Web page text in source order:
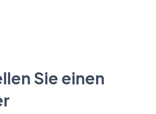
Sie einen